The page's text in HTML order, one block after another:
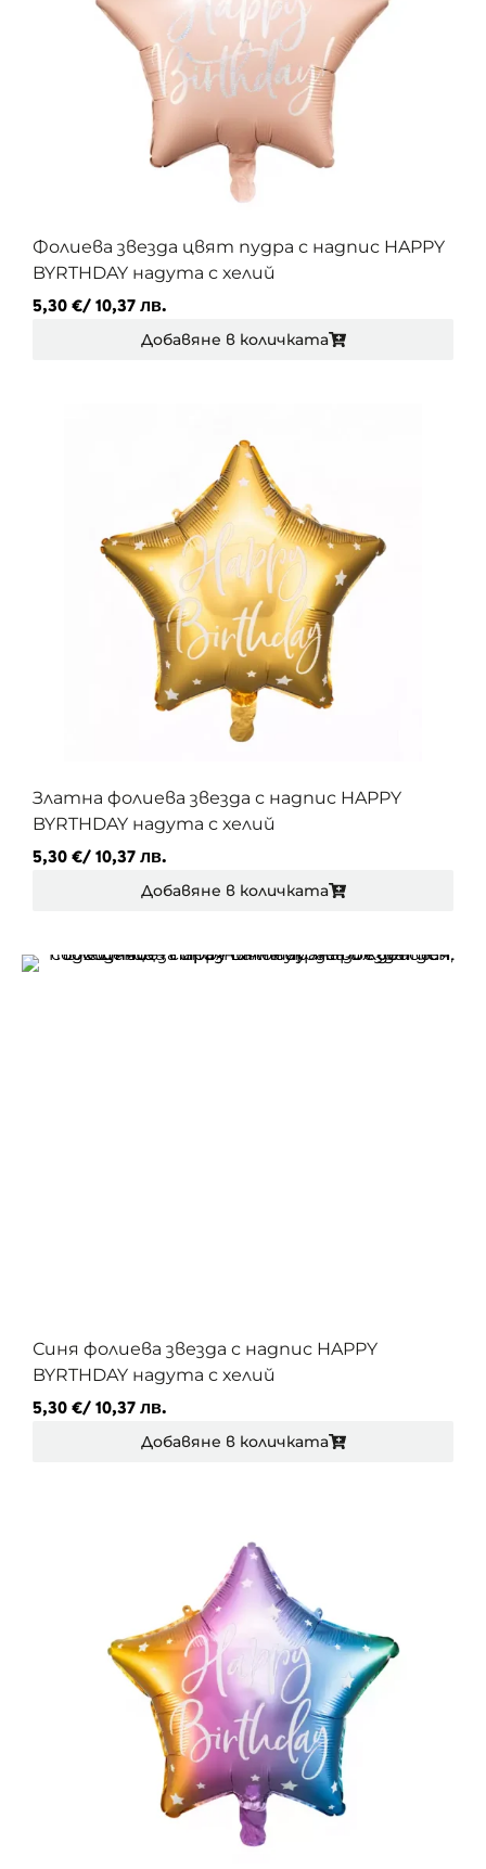
Фолиева звезда цвят пудра с надпис HAPPY
BYRTHDAY надута с хелий
5,30 €/ 10,37 лв.
Добавяне в количката
Златна фолиева звезда с надпис HAPPY
BYRTHDAY надута с хелий
5,30 €/ 10,37 лв.
Добавяне в количката
Синя фолиева звезда с надпис HAPPY
BYRTHDAY надута с хелий
5,30 €/ 10,37 лв.
Добавяне в количката